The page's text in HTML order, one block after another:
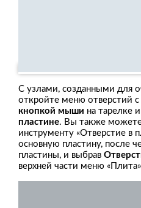
С узлами, созданными для
откройте меню отверстий
кнопкой мыши на тарелке
пластине. Вы также можете
инструменту «Отверстие в
основную пластину, после
пластины, и выбрав
верхней части меню